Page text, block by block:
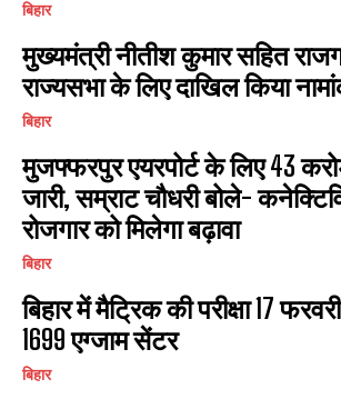
बिहार
मुख्यमंत्री नीतीश कुमार सहित राजग
राज्यसभा के लिए दाखिल किया
बिहार
मुजफ्फरपुर एयरपोर्ट के लिए 43
जारी, सम्राट चौधरी बोले-
रोजगार को मिलेगा बढ़ावा
बिहार
बिहार में मैट्रिक की परीक्षा 17
1699 एग्जाम सेंटर
बिहार